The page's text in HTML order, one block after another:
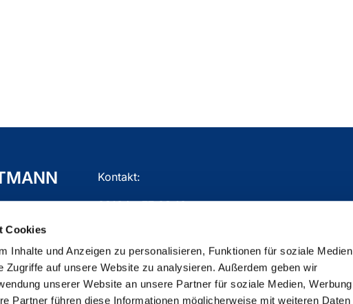
Cookies
Inhalte und Anzeigen zu personalisieren, Funktionen für soziale Medien
Zugriffe auf unsere Website zu analysieren. Außerdem geben wir
unserer Website an unsere Partner für soziale Medien, Werbung
Partner führen diese Informationen möglicherweise mit weiteren Daten
Kontakt:
02104 - 77 03 10